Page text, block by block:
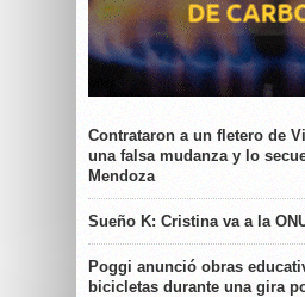
Contrataron a un fletero de
una falsa mudanza y lo
Mendoza
Sueño K: Cristina va a la
Poggi anunció obras
bicicletas durante una gira